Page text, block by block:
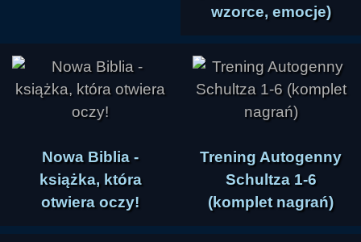
wzorce, emocje)
Nowa Biblia -
książka, która
otwiera oczy!
Trening Autogenny
Schultza 1-6
(komplet nagrań)